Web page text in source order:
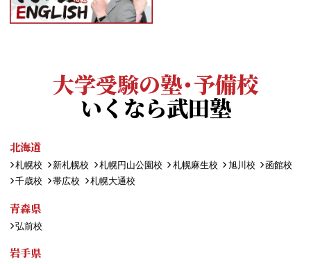
大学受験の塾・予備校
いくなら武田塾
北海道
札幌校 新札幌校 札幌円山公園校 札幌麻生校 旭川校
函館校
千歳校
帯広校 札幌大通校
青森県
弘前校
岩手県